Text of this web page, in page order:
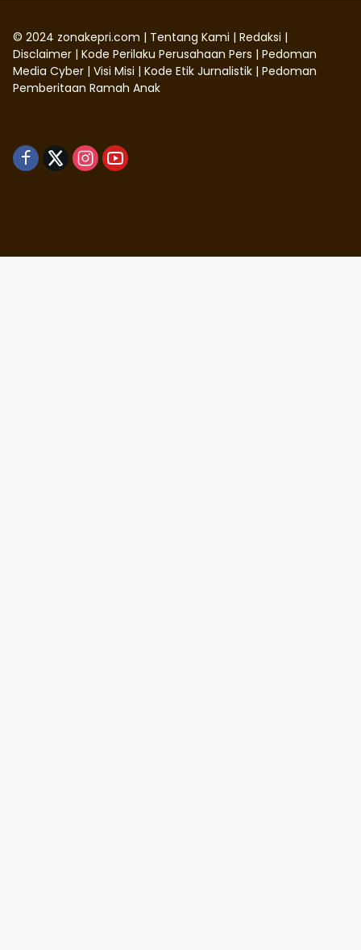
© 2024 zonakepri.com | Tentang Kami | Redaksi |
Disclaimer | Kode Perilaku Perusahaan Pers | Pedoman
Media Cyber | Visi Misi | Kode Etik Jurnalistik | Pedoman
Pemberitaan Ramah Anak